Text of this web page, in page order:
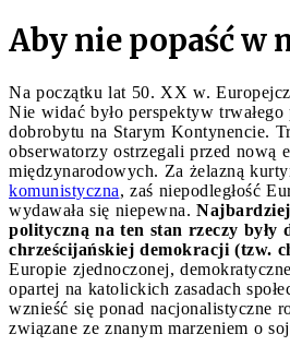
Aby nie popaść w
Na początku lat 50. XX w.
Nie widać było perspektyw
dobrobytu na Starym Kontynencie.
obserwatorzy ostrzegali przed nową
międzynarodowych. Za żelazną
komunistyczna, zaś niepodległość
wydawała się niepewna.
polityczną na ten stan rzeczy były
chrześcijańskiej demokracji (tzw.
Europie zjednoczonej,
opartej na katolickich zasadach
wznieść się ponad nacjonalistyczne
związane ze znanym marzeniem o